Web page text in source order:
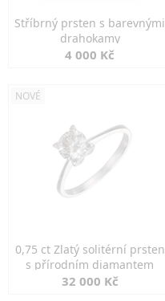
Stříbrný prsten s barevnými
drahokamy
4 000 Kč
NOVÉ
0,75 ct Zlatý solitérní prsten
s přírodním diamantem
32 000 Kč